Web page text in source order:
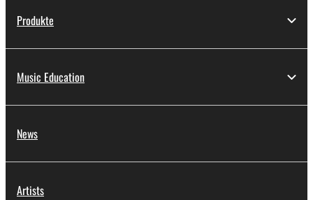
Produkte
Music Education
News
Artists